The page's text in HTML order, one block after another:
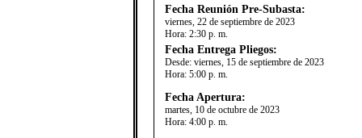
Fecha Reunión Pre-Subasta:
viernes, 22 de septiembre de 2023
Hora: 2:30 p. m.
Fecha Entrega Pliegos:
Desde: viernes, 15 de septiembre de 2023
Hora: 5:00 p. m.
Fecha Apertura:
martes, 10 de octubre de 2023
Hora: 4:00 p. m.